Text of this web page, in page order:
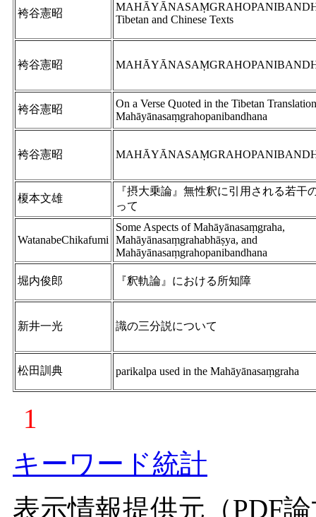
袴谷憲昭
Tibetan and Chinese Texts
袴谷憲昭
袴谷憲昭
On a Verse Quoted in the Tibetan
Mahāyānasaṃgrahopanibandhana
袴谷憲昭
榎本文雄
『摂大乗論』無性釈に引用される若干
って
WatanabeChikafumi
Some Aspects of Mahāyānasaṃgraha,
Mahāyānasaṃgrahabhāṣya, and
Mahāyānasaṃgrahopanibandhana
堀内俊郎 『釈軌論』における所知障
新井一光 識の三分説について
松田訓典 parikalpa used in the Mahāyānasaṃgraha
1
キーワード統計
表示情報提供元（PDF